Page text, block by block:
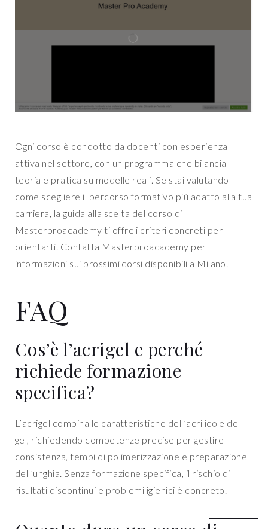
Ogni corso è condotto da docenti con esperienza
attiva nel settore, con un programma che bilancia
teoria e pratica su modelle reali. Se stai valutando
come scegliere il percorso formativo più adatto alla tua
carriera, la guida alla scelta del corso di
Masterproacademy ti offre i criteri concreti per
orientarti. Contatta Masterproacademy per
informazioni sui prossimi corsi disponibili a Milano.
FAQ
Cos’è l’acrigel e perché
richiede formazione
specifica?
L’acrigel combina le caratteristiche dell’acrilico e del
gel, richiedendo competenze precise per gestire
consistenza, tempi di polimerizzazione e preparazione
dell’unghia. Senza formazione specifica, il rischio di
risultati discontinui e problemi igienici è concreto.